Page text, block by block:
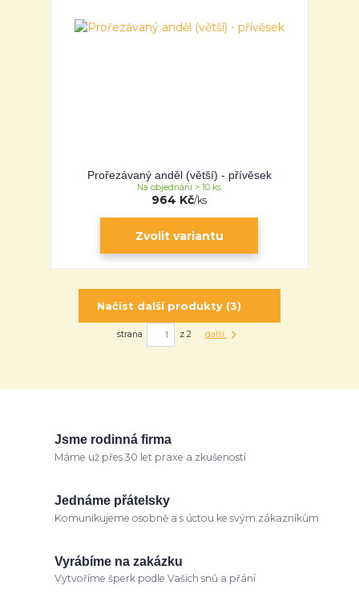
Prořezávaný anděl (větší) - přívěsek
964 Kč/ks
Na objednání > 10 ks
Zvolit variantu
Načíst další produkty (3)
strana z 2 další
Jsme rodinná firma
Máme už přes 30 let praxe a zkušeností
Jednáme přátelsky
Komunikujeme osobně a s úctou ke svým zákazníkům
Vyrábíme na zakázku
Vytvoříme šperk podle Vašich snů a přání